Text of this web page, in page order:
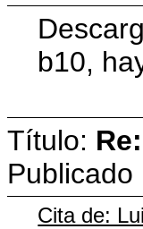
b10,
Título:
Publicado
Cita de: